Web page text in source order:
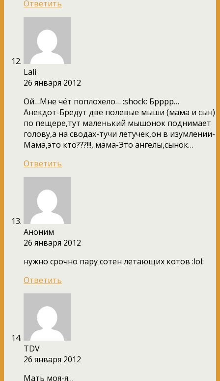
Ответить
Lali
26 января 2012
Ой…Мне чёт поплохело… :shock: Брррр…
Анекдот-Бредут две полевые мыши (мама и сын)
по пещере,тут маленький мышонок поднимает
голову,а на сводах-тучи летучек,он в изумлении-
Мама,это кто???!!!, мама-Это ангелы,сынок…
Ответить
Аноним
26 января 2012
нужно срочно пару сотен летающих котов :lol:
Ответить
TDV
26 января 2012
Мать моя-я…